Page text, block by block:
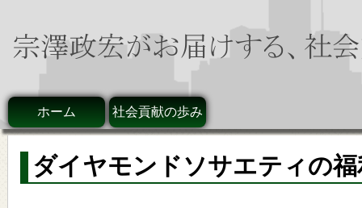
ホーム 社会貢献の歩み
ダイヤモンドソサエティの